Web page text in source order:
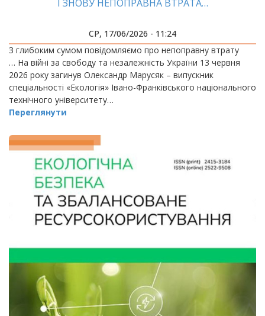
І ЗНОВУ НЕПОПРАВНА ВТРАТА…
СР, 17/06/2026 - 11:24
З глибоким сумом повідомляємо про непоправну втрату
… На війні за свободу та незалежність України 13 червня
2026 року загинув Олександр Марусяк – випускник
спеціальності «Екологія» Івано-Франківського національного
технічного університету…
Переглянути